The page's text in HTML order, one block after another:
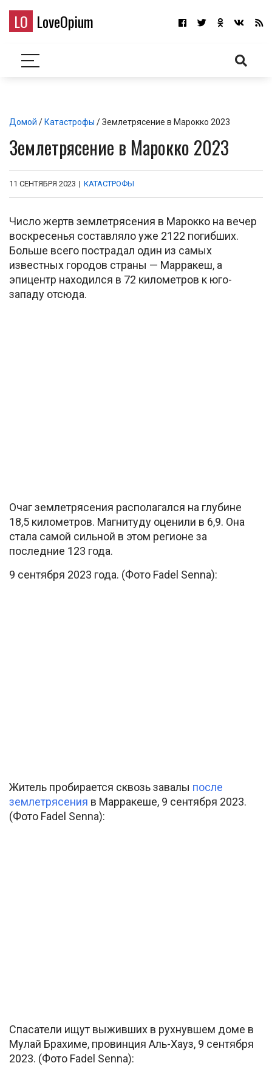
LO LoveOpium
Домой / Катастрофы / Землетрясение в Марокко 2023
Землетрясение в Марокко 2023
11 СЕНТЯБРЯ 2023 | КАТАСТРОФЫ
Число жертв землетрясения в Марокко на вечер
воскресенья составляло уже 2122 погибших.
Больше всего пострадал один из самых
известных городов страны — Марракеш, а
эпицентр находился в 72 километров к юго-
западу отсюда.
Очаг землетрясения располагался на глубине
18,5 километров. Магнитуду оценили в 6,9. Она
стала самой сильной в этом регионе за
последние 123 года.
9 сентября 2023 года. (Фото Fadel Senna):
Житель пробирается сквозь завалы после
землетрясения в Марракеше, 9 сентября 2023.
(Фото Fadel Senna):
Спасатели ищут выживших в рухнувшем доме в
Мулай Брахиме, провинция Аль-Хауз, 9 сентября
2023. (Фото Fadel Senna):